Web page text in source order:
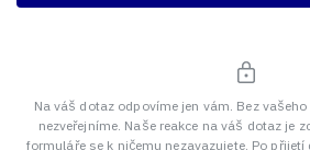
Na váš dotaz odpovíme jen vám. Bez
nezveřejníme. Naše reakce na váš dotaz je
formuláře se k ničemu nezavazujete. Po